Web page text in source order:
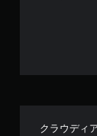
クラウディ